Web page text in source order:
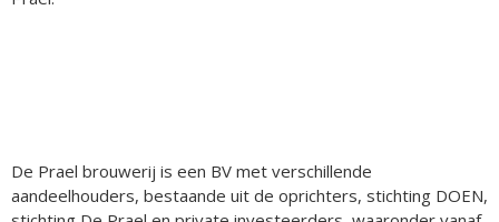
De Prael brouwerij is een BV met verschillende
aandeelhouders, bestaande uit de oprichters, stichting DOEN,